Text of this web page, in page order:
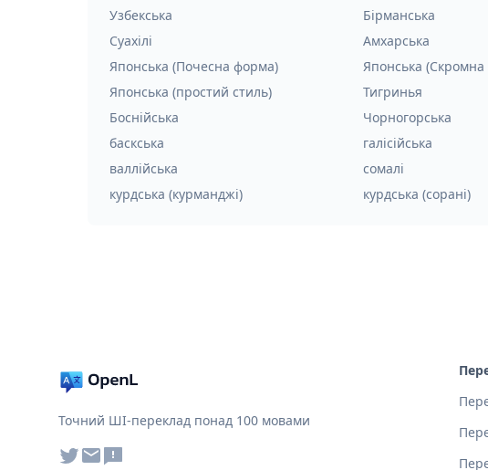
Узбекська
Бірманська
Суахілі
Амхарська
Японська (Почесна форма)
Японська
Японська (простий стиль)
Тигринья
Боснійська
Чорногорська
баскська
галісійська
валлійська
сомалі
курдська (курманджі)
курдська (сорані)
Точний ШІ-переклад понад 100 мовами